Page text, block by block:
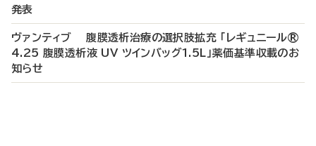
発表
ヴァンティブ 腹膜透析治療の選択肢拡充 「レギュニール®
4.25 腹膜透析液 UV ツインバッグ1.5L」薬価基準収載のお
知らせ